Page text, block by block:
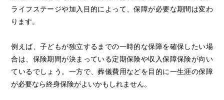
ライフステージや加入目的によって、保障が必要な期間は変わ
ります。
例えば、子どもが独立するまでの一時的な保障を確保したい場
合は、保険期間が決まっている定期保険や収入保障保険が向い
ているでしょう。一方で、葬儀費用などを目的に一生涯の保障
が必要なら終身保険がよいかもしれません。